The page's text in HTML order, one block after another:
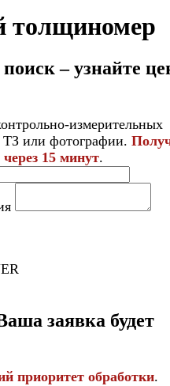
толщиномер
– узнайте
измерительных
или фотографии.
15 минут.
заявка будет
приоритет обработки.